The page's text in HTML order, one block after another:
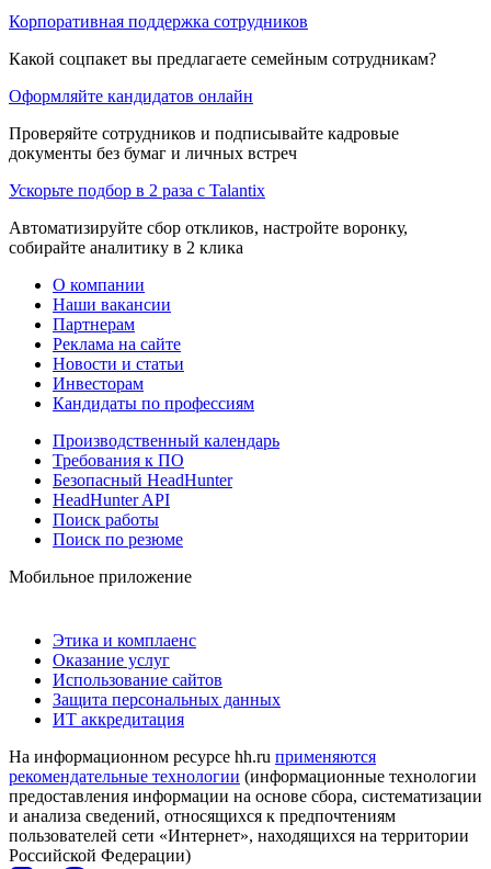
Корпоративная поддержка сотрудников
Какой соцпакет вы предлагаете семейным сотрудникам?
Оформляйте кандидатов онлайн
Проверяйте сотрудников и подписывайте кадровые
документы без бумаг и личных встреч
Ускорьте подбор в 2 раза с Talantix
Автоматизируйте сбор откликов, настройте воронку,
собирайте аналитику в 2 клика
О компании
Наши вакансии
Партнерам
Реклама на сайте
Новости и статьи
Инвесторам
Кандидаты по профессиям
Производственный календарь
Требования к ПО
Безопасный HeadHunter
HeadHunter API
Поиск работы
Поиск по резюме
Мобильное приложение
Этика и комплаенс
Оказание услуг
Использование сайтов
Защита персональных данных
ИТ аккредитация
На информационном ресурсе hh.ru применяются
рекомендательные технологии (информационные технологии
предоставления информации на основе сбора, систематизации
и анализа сведений, относящихся к предпочтениям
пользователей сети «Интернет», находящихся на территории
Российской Федерации)